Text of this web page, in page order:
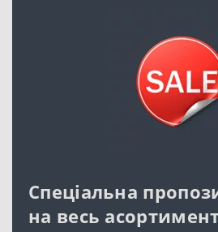
Спеціальна
на весь